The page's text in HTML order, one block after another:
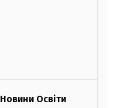
Новини Освіти